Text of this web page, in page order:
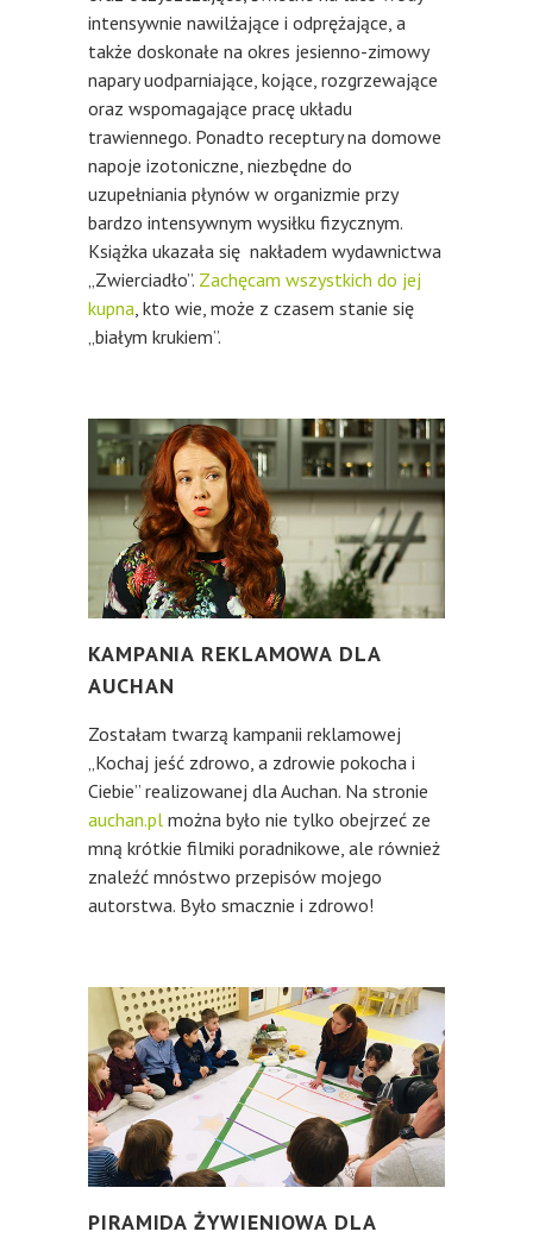
intensywnie nawilżające i odprężające, a
także doskonałe na okres jesienno-zimowy
napary uodparniające, kojące, rozgrzewające
oraz wspomagające pracę układu
trawiennego. Ponadto receptury na domowe
napoje izotoniczne, niezbędne do
uzupełniania płynów w organizmie przy
bardzo intensywnym wysiłku fizycznym.
Książka ukazała się nakładem wydawnictwa
„Zwierciadło”. Zachęcam wszystkich do jej
kupna , kto wie, może z czasem stanie się
„białym krukiem”.
KAMPANIA REKLAMOWA DLA
AUCHAN
Zostałam twarzą kampanii reklamowej
„Kochaj jeść zdrowo, a zdrowie pokocha i
Ciebie” realizowanej dla Auchan. Na stronie
auchan.pl można było nie tylko obejrzeć ze
mną krótkie filmiki poradnikowe, ale również
znaleźć mnóstwo przepisów mojego
autorstwa. Było smacznie i zdrowo!
PIRAMIDA ŻYWIENIOWA DLA